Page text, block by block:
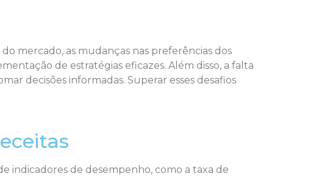
mercado, as mudanças nas preferências dos
de estratégias eficazes. Além disso, a falta
decisões informadas. Superar esses desafios
indicadores de desempenho, como a taxa de